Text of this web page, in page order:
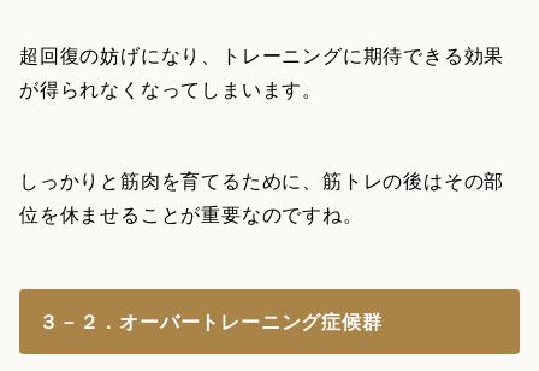
超回復の妨げになり、トレーニングに期待できる効果
が得られなくなってしまいます。
しっかりと筋肉を育てるために、筋トレの後はその部
位を休ませることが重要なのですね。
３－２．オーバートレーニング症候群